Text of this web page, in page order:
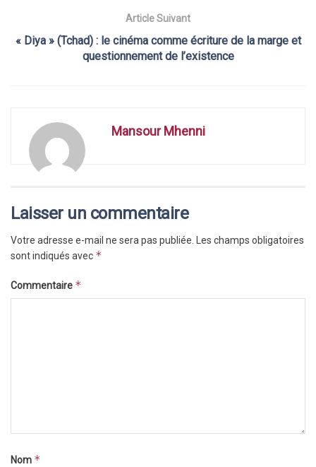
Article Suivant
« Diya » (Tchad) : le cinéma comme écriture de la marge et
questionnement de l’existence
Mansour Mhenni
Laisser un commentaire
Votre adresse e-mail ne sera pas publiée.
Les champs obligatoires
sont indiqués avec *
Commentaire *
Nom *